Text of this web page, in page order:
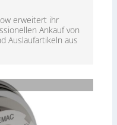
erweitert ihr
Ankauf von
Auslaufartikeln aus